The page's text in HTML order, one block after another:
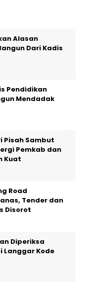
Alasan
Dari Kadis
Pendidikan
Mendadak
Pisah Sambut
Pemkab dan
Kuat
Road
Tender dan
Disorot
Diperiksa
Langgar Kode